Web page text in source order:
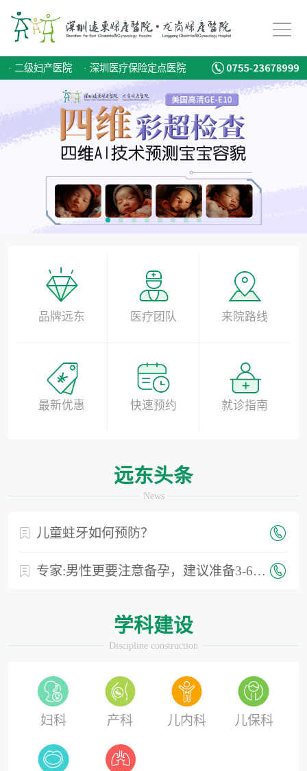
· 二级妇产医院 · 深圳医疗保险定点医院
品牌远东 医疗团队 来院路线
最新优惠 快速预约 就诊指南
远东头条
News
备孕迟迟怀不上，问题到底出在哪？
爱有光，愈未来！深圳远东龙岗妇产医院儿童康复专科正式启航！
儿童蛀牙如何预防？
专家:男性更要注意备孕，建议准备3-6个月时间
学科建设
Discipline construction
妇科 产科 儿内科 儿保科